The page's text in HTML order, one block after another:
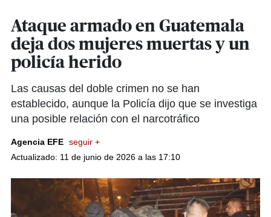
Ataque armado en Guatemala
deja dos mujeres muertas y un
policía herido
Las causas del doble crimen no se han
establecido, aunque la Policía dijo que se investiga
una posible relación con el narcotráfico
Agencia EFE seguir +
Actualizado: 11 de junio de 2026 a las 17:10